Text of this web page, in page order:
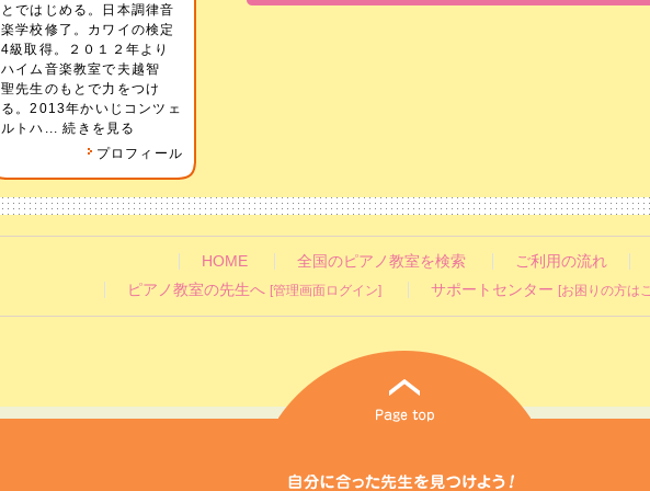
とではじめる。日本調律音
楽学校修了。カワイの検定
4級取得。２０１２年より
ハイム音楽教室で夫越智
聖先生のもとで力をつけ
る。2013年かいじコンツェ
ルトハ...続きを見る
プロフィール
HOME 全国のピアノ教室を検索
ご利用の流れ
ピアノ教室の先生へ [管理画面ログイン] サポートセンター [お困りの方は